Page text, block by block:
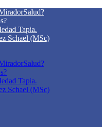
Tapia.
Schael (MSc)
Tapia.
Schael (MSc)